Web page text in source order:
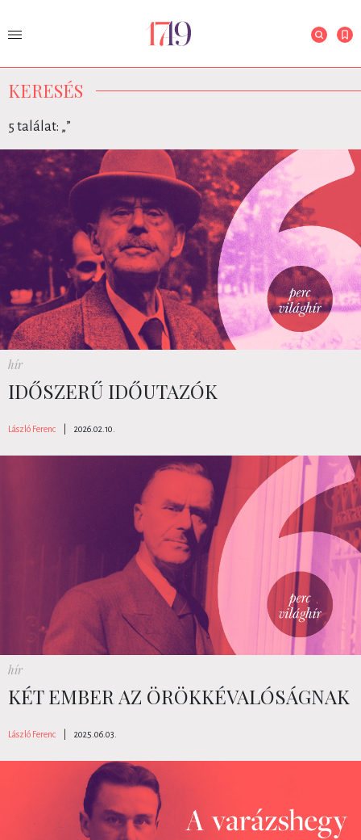
KERESÉS
5 találat: „”
hír
IDŐSZERŰ IDŐUTAZÓK
László Ferenc 2026.02.10.
hír
KÉT EMBER AZ ÖRÖKKÉVALÓSÁGNAK
László Ferenc 2025.06.03.